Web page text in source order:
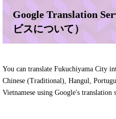
Google Translation
ビスについて）
You can translate Fukuchiyama City
Chinese (Traditional), Hangul,
Vietnamese using Google's translation